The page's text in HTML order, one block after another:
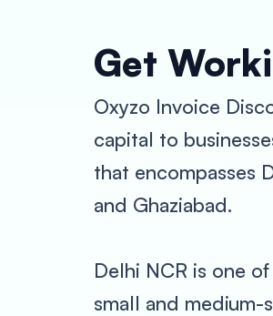
Get
Oxyzo Invoice
capital to
that encompasses
and Ghaziabad.
Delhi NCR is one
small and